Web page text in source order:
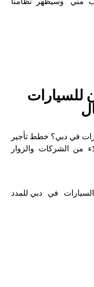
للسيارات
في دبي؟ خطط تأجير
من الشركات والزوار
في دبي للمدد